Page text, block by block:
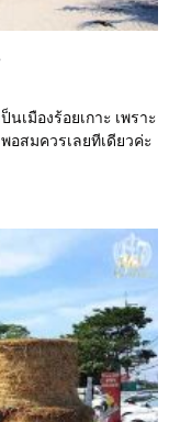
เมืองร้อยเกาะ เพราะ
อสมควรเลยทีเดียวค่ะ